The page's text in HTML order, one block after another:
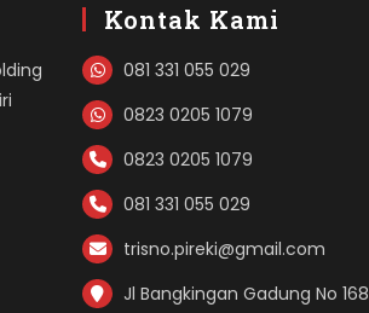
Kontak Kami
081 331 055 029
0823 0205 1079
0823 0205 1079
081 331 055 029
trisno.pireki@gmail.com
Jl Bangkingan Gadung No 168